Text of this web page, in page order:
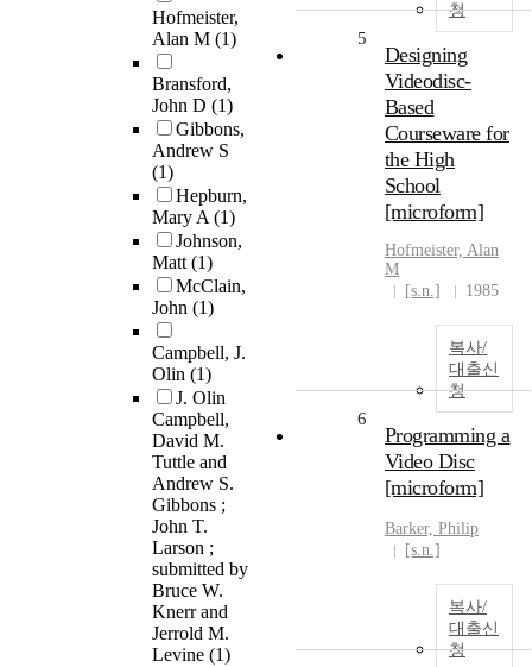
Hofmeister,
Alan M (1)
Bransford,
John D (1)
Gibbons,
Andrew S
(1)
Hepburn,
Mary A(1)
Johnson,
Matt(1)
McClain,
John (1)
Campbell, J.
Olin (1)
J. Olin
Campbell,
David M.
Tuttle and
Andrew S.
Gibbons ;
John T.
Larson ;
submitted by
Bruce W.
Knerr and
Jerrold M.
Levine (1)
청
5
Designing
Videodisc-
Based
Courseware for
the High
School
[microform]
Hofmeister, Alan
M
[s.n.]
1985
복사/
대출신
청
6
Programming a
Video Disc
[microform]
Barker, Philip
[s.n.]
복사/
대출신
청